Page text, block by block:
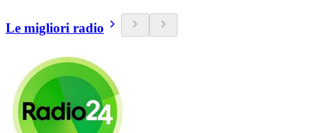
Le migliori radio